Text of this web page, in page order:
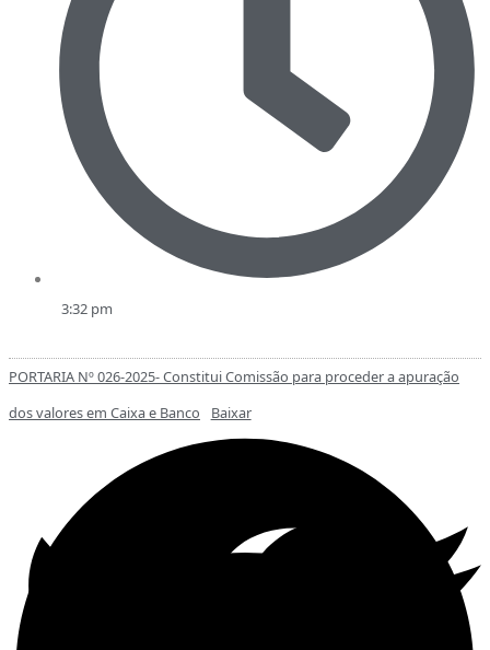
3:32 pm
PORTARIA Nº 026-2025- Constitui Comissão para proceder a apuração
dos valores em Caixa e Banco
Baixar